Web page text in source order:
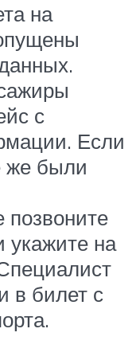
на
с
Если
же были
позвоните
укажите на
в билет с